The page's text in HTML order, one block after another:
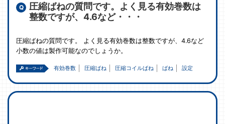
圧縮ばねの質問です。よく見る有効巻数は
整数ですが、4.6など・・・
圧縮ばねの質問です。 よく見る有効巻数は整数ですが、4.6など
小数の値は製作可能なのでしょうか。
有効巻数 圧縮ばね 圧縮コイルばね ばね 設定